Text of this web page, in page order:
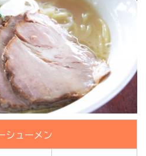
シューメン